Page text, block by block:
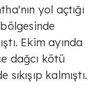
yol açtığı
Ekim ayında
dağcı kötü
kalmıştı.